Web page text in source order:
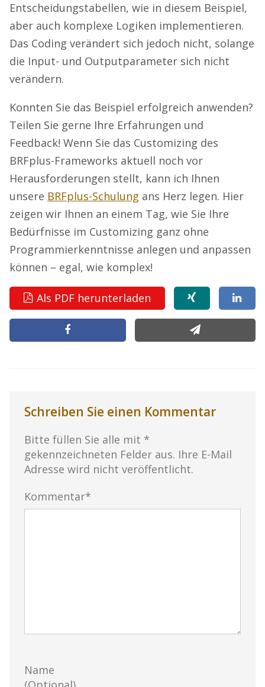
Entscheidungstabellen, wie in diesem Beispiel,
aber auch komplexe Logiken implementieren.
Das Coding verändert sich jedoch nicht, solange
die Input- und Outputparameter sich nicht
verändern.
Konnten Sie das Beispiel erfolgreich anwenden?
Teilen Sie gerne Ihre Erfahrungen und
Feedback! Wenn Sie das Customizing des
BRFplus-Frameworks aktuell noch vor
Herausforderungen stellt, kann ich Ihnen
unsere BRFplus-Schulung ans Herz legen. Hier
zeigen wir Ihnen an einem Tag, wie Sie Ihre
Bedürfnisse im Customizing ganz ohne
Programmierkenntnisse anlegen und anpassen
können – egal, wie komplex!
Als PDF herunterladen
Schreiben Sie einen Kommentar
Bitte füllen Sie alle mit *
gekennzeichneten Felder aus. Ihre E-Mail
Adresse wird nicht veröffentlicht.
Kommentar*
Name